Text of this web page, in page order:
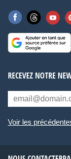
RECEVEZ NOTRE
Voir les